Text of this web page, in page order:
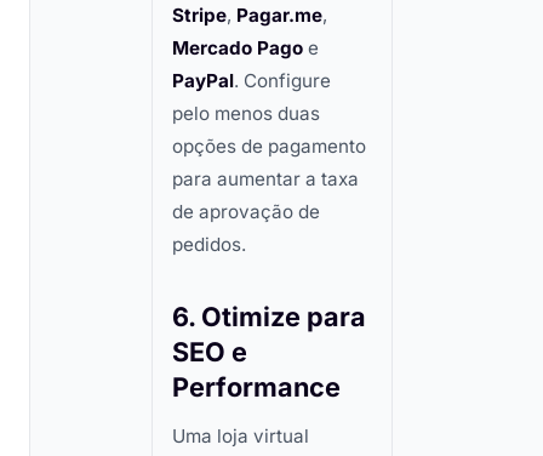
Stripe, Pagar.me,
Mercado Pago e
PayPal. Configure
pelo menos duas
opções de pagamento
para aumentar a taxa
de aprovação de
pedidos.
6. Otimize para
SEO e
Performance
Uma loja virtual